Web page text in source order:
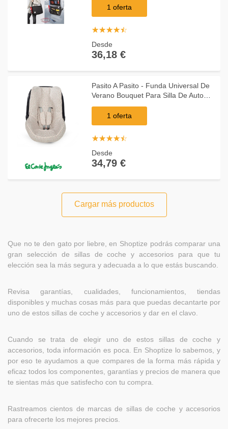
1 oferta
☆☆☆☆☆
★★★★★
Desde
36,18 €
Pasito A Pasito - Funda Universal De
Verano Bouquet Para Silla De Auto
Grupo 0 Rosa
1 oferta
☆☆☆☆☆
★★★★★
Desde
34,79 €
Cargar más productos
Que no te den gato por liebre, en Shoptize podrás comparar una
gran selección de sillas de coche y accesorios para que tu
elección sea la más segura y adecuada a lo que estás buscando.
Revisa garantías, cualidades, funcionamientos, tiendas
disponibles y muchas cosas más para que puedas decantarte por
uno de estos sillas de coche y accesorios y dar en el clavo.
Cuando se trata de elegir uno de estos sillas de coche y
accesorios, toda información es poca. En Shoptize lo sabemos, y
por eso te ayudamos a que compares de la forma más rápida y
eficaz todos los componentes, garantías y precios de manera que
te sientas más que satisfecho con tu compra.
Rastreamos cientos de marcas de sillas de coche y accesorios
para ofrecerte los mejores precios.